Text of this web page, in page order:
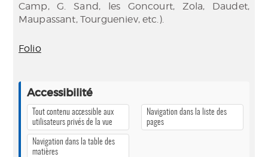
Camp, G. Sand, les Goncourt, Zola, Daudet,
Maupassant, Tourgueniev, etc.).
Folio
Accessibilité
Tout contenu accessible aux
utilisateurs privés de la vue
Navigation dans la table des
matières
Navigation dans la liste des
pages